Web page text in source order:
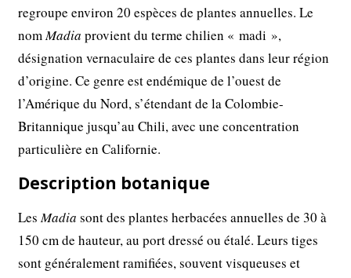
regroupe environ 20 espèces de plantes annuelles. Le
nomMadia provient du terme chilien « madi »,
désignation vernaculaire de ces plantes dans leur région
d’origine. Ce genre est endémique de l’ouest de
l’Amérique du Nord, s’étendant de la Colombie-
Britannique jusqu’au Chili, avec une concentration
particulière en Californie.
Description botanique
LesMadia sont des plantes herbacées annuelles de 30 à
150 cm de hauteur, au port dressé ou étalé. Leurs tiges
sont généralement ramifiées, souvent visqueuses et